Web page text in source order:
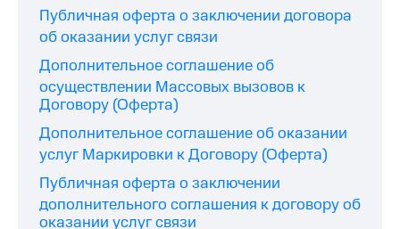
Публичная оферта о заключении договора
об оказании услуг связи
Дополнительное соглашение об
осуществлении Массовых вызовов к
Договору (Оферта)
Дополнительное соглашение об оказании
услуг Маркировки к Договору (Оферта)
Публичная оферта о заключении
дополнительного соглашения к договору об
оказании услуг связи